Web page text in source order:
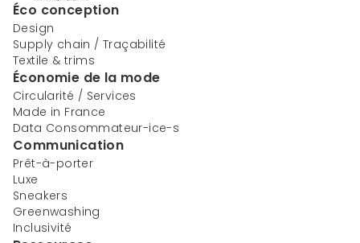
Éco conception
Design
Supply chain / Traçabilité
Textile & trims
Économie de la mode
Circularité / Services
Made in France
Data Consommateur-ice-s
Communication
Prêt-à-porter
Luxe
Sneakers
Greenwashing
Inclusivité